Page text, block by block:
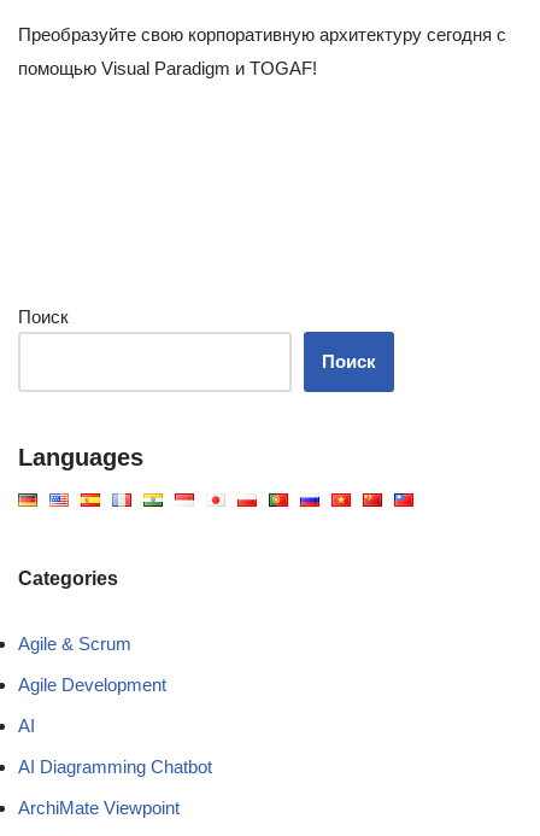
Преобразуйте свою корпоративную архитектуру сегодня с
помощью Visual Paradigm и TOGAF!
Поиск
Поиск
Languages
Categories
Agile & Scrum
Agile Development
AI
AI Diagramming Chatbot
ArchiMate Viewpoint